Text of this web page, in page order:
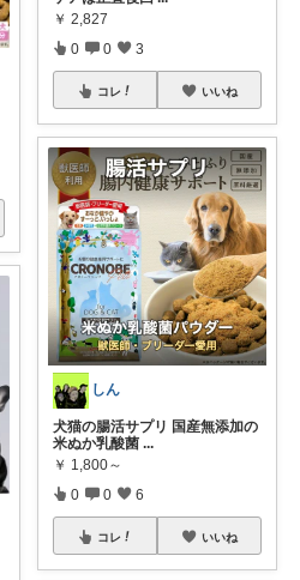
￥ 2,827
0 0 3
コレ いいね
しん
犬猫の腸活サプリ 国産無添加の
米ぬか乳酸菌 ...
￥ 1,800～
0 0 6
コレ いいね